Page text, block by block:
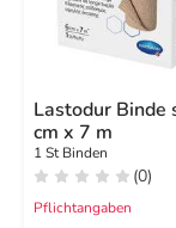
Lastodur Binde
cm x 7 m
1 St Binden
(0)
Pflichtangaben